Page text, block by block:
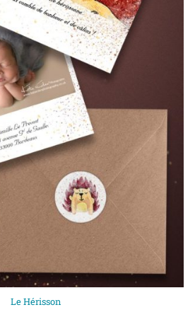
Le Hérisson